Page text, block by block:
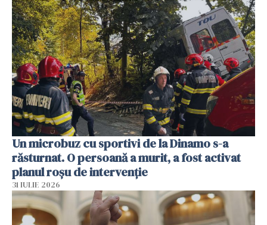
Un microbuz cu sportivi de la Dinamo s-a
răsturnat. O persoană a murit, a fost activat
planul roșu de intervenție
31 IULIE 2026